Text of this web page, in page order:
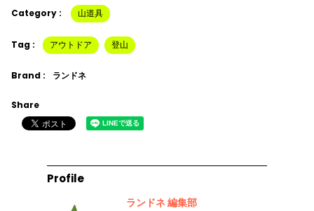
Category : 山道具
Tag : アウトドア 登山
Brand : ランドネ
Share
Profile
ランドネ 編集部